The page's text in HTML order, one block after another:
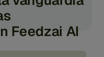
Feedzai AI